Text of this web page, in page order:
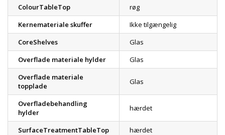
ColourTableTop
røg
Kernemateriale skuffer
Ikke tilgængelig
CoreShelves
Glas
Overflade materiale hylder
Glas
Overflade materiale
topplade
Glas
Overfladebehandling
hylder
hærdet
SurfaceTreatmentTableTop
hærdet